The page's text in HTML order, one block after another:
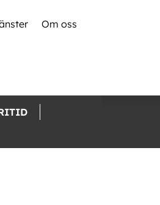
Om oss